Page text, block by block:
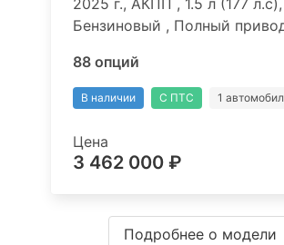
2025 г., АКПП , 1.5 л (177 л.с),
Бензиновый , Полный
88 опций
В наличии С ПТС 1
Цена
3 462 000 ₽
Подробнее о модели